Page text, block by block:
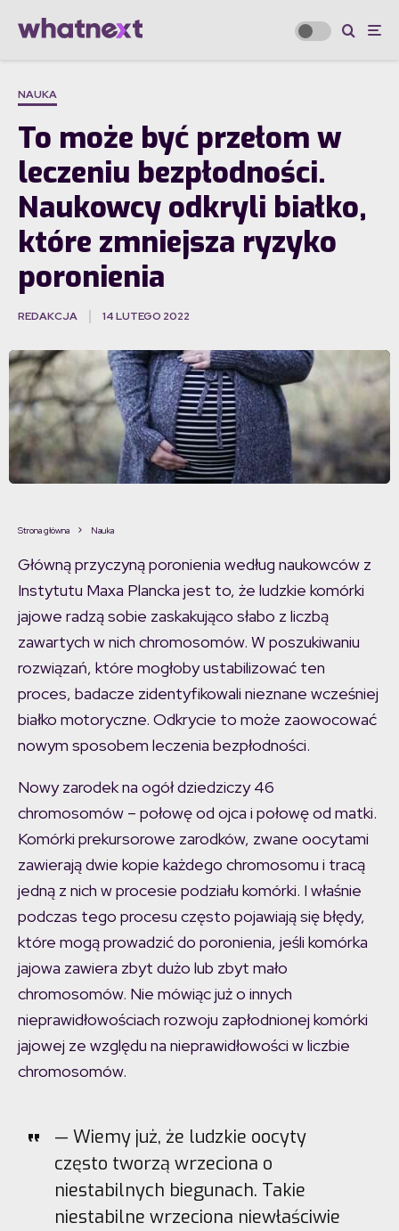
NAUKA
To może być przełom w
leczeniu bezpłodności.
Naukowcy odkryli białko,
które zmniejsza ryzyko
poronienia
REDAKCJA 14 LUTEGO 2022
Strona główna Nauka
Główną przyczyną poronienia według naukowców z
Instytutu Maxa Plancka jest to, że ludzkie komórki
jajowe radzą sobie zaskakująco słabo z liczbą
zawartych w nich chromosomów. W poszukiwaniu
rozwiązań, które mogłoby ustabilizować ten
proces, badacze zidentyfikowali nieznane wcześniej
białko motoryczne. Odkrycie to może zaowocować
nowym sposobem leczenia bezpłodności.
Nowy zarodek na ogół dziedziczy 46
chromosomów – połowę od ojca i połowę od matki.
Komórki prekursorowe zarodków, zwane oocytami
zawierają dwie kopie każdego chromosomu i tracą
jedną z nich w procesie podziału komórki. I właśnie
podczas tego procesu często pojawiają się błędy,
które mogą prowadzić do poronienia, jeśli komórka
jajowa zawiera zbyt dużo lub zbyt mało
chromosomów. Nie mówiąc już o innych
nieprawidłowościach rozwoju zapłodnionej komórki
jajowej ze względu na nieprawidłowości w liczbie
chromosomów.
— Wiemy już, że ludzkie oocyty
często tworzą wrzeciona o
niestabilnych biegunach. Takie
niestabilne wrzeciona niewłaściwie